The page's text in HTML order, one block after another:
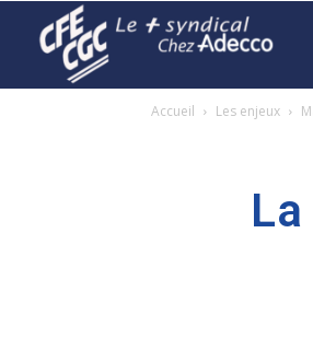
Accueil Les enjeux